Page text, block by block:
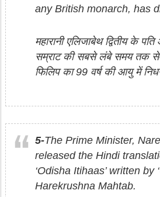
any British monarch, has
महारानी एलिजाबेथ द्वितीय के
सम्राट की सबसे लंबे समय तक
फिलिप का 99 वर्ष की आयु में
5-The Prime Minister,
released the Hindi
‘Odisha Itihaas’ written by
Harekrushna Mahtab.